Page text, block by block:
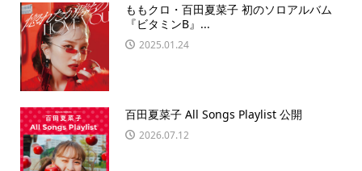
ももクロ・百田夏菜子 初のソロアルバム
『ビタミンB』...
2025.01.24
百田夏菜子 All Songs Playlist 公開
2026.07.12